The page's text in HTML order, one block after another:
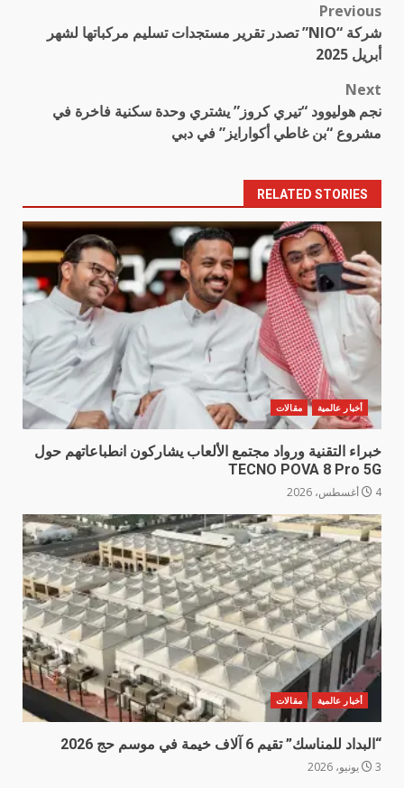
Post
navigation
Previous
شركة “NIO” تصدر تقرير مستجدات تسليم مركباتها لشهر
أبريل 2025
Next
نجم هوليوود “تيري كروز” يشتري وحدة سكنية فاخرة في
مشروع “بن غاطي أكوارايز” في دبي
RELATED STORIES
أخبار عالمية مقالات
خبراء التقنية ورواد مجتمع الألعاب يشاركون انطباعاتهم حول
TECNO POVA 8 Pro 5G
4 أغسطس، 2026
أخبار عالمية مقالات
“البداد للمناسك” تقيم 6 آلاف خيمة في موسم حج 2026
3 يونيو، 2026